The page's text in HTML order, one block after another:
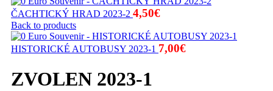
ČACHTICKÝ HRAD 2023-2 4,50€
Back to products
HISTORICKÉ AUTOBUSY 2023-1 7,00€
ZVOLEN 2023-1